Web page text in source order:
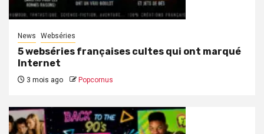
News Webséries
5 webséries françaises cultes qui ont marqué
Internet
3 mois ago Popcornus